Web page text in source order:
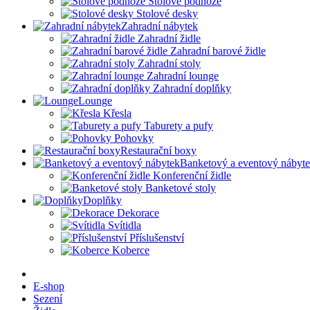
Stolové desky
Zahradní nábytek
Zahradní židle
Zahradní barové židle
Zahradní stoly
Zahradní lounge
Zahradní doplňky
Lounge
Křesla
Taburety a pufy
Pohovky
Restaurační boxy
Banketový a eventový
Konferenční židle
Banketové stoly
Doplňky
Dekorace
Svítidla
Příslušenství
Koberce
E-shop
Sezení